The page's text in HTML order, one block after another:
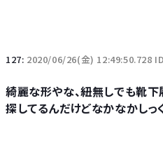
127: 2020/06/26(金) 12:49:50.728
綺麗な形やな、紐無しでも靴
探してるんだけどなかなかしっ